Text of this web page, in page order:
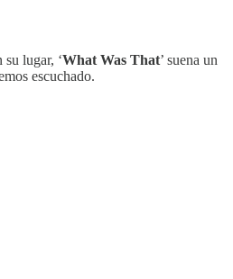
lugar, ‘What Was That’ suena un
escuchado.